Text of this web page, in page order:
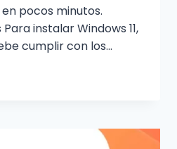
en pocos minutos.
instalar Windows 11,
cumplir con los…